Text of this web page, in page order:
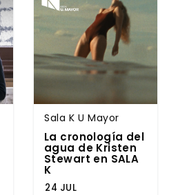
Sala K U Mayor
La cronología del
agua de Kristen
Stewart en SALA
K
24 JUL